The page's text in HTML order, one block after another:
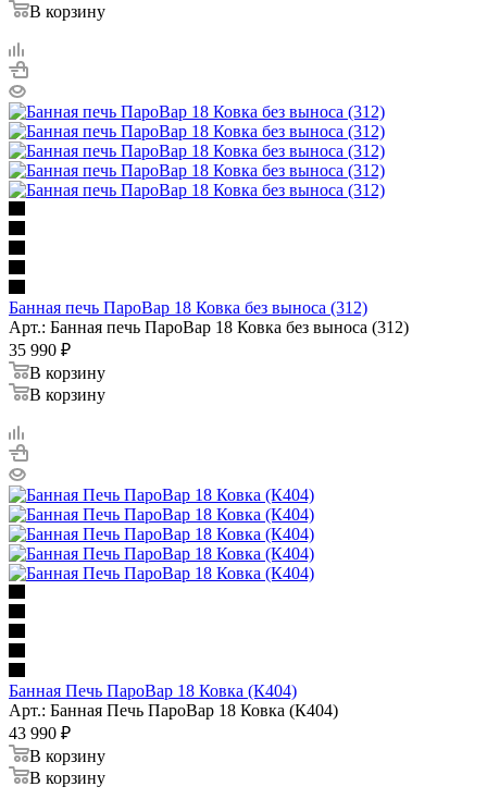
В корзину
Банная печь ПароВар 18 Ковка без выноса (312)
Арт.: Банная печь ПароВар 18 Ковка без выноса (312)
35 990 ₽
В корзину
В корзину
Банная Печь ПароВар 18 Ковка (К404)
Арт.: Банная Печь ПароВар 18 Ковка (К404)
43 990 ₽
В корзину
В корзину